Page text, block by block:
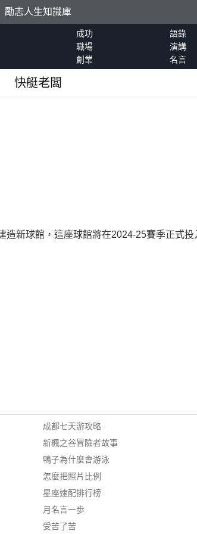
勵志人生知識庫
成功 語錄
職場 演講
創業 名言
快艇老闆
新球館，這座球館將在2024-25賽季正式投
成都七天游攻略
新楓之谷冒險者故事
鴨子為什麼會游泳
怎麼把照片比例
星座速配排行榜
月名言一歩
受苦了苦